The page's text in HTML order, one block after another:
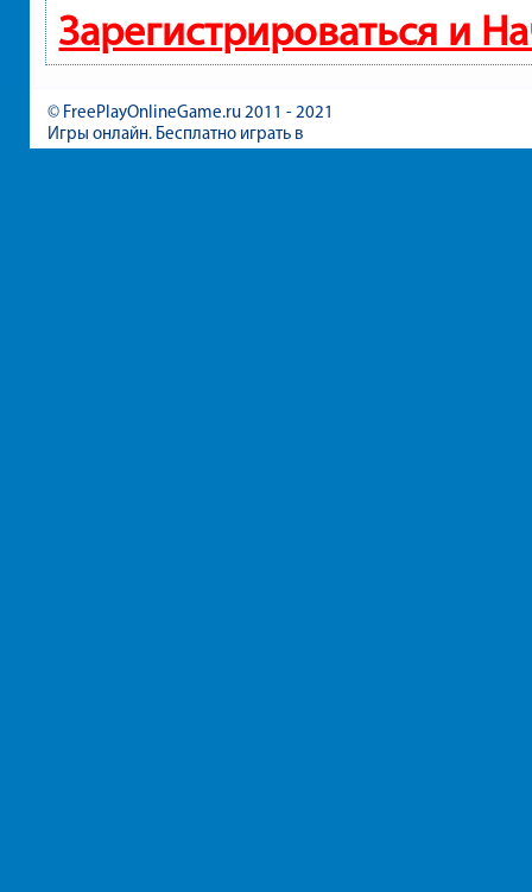
Зарегистрироваться и
© FreePlayOnlineGame.ru 2011 - 2021
Игры онлайн. Бесплатно играть в
игры для девочек и мальчиков